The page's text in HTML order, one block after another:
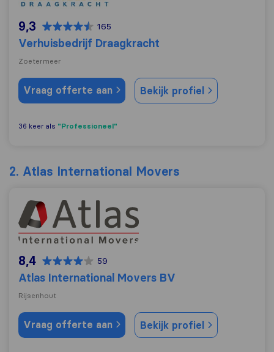
9,3 165
Verhuisbedrijf Draagkracht
Zoetermeer
Vraag offerte aan Bekijk profiel
36 keer als "Professioneel"
2. Atlas International Movers
Atlas International Movers BV
8,4 59
Atlas International Movers BV
Rijsenhout
Vraag offerte aan Bekijk profiel